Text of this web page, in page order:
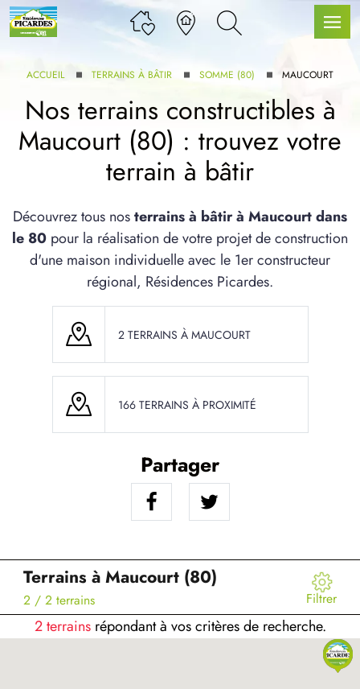
GAMME
SERVICE BDL EXTENSION
ACCUEIL TERRAINS À BÂTIR SOMME (80) MAUCOURT
Nos terrains constructibles à
Maucourt (80) : trouvez votre
terrain à bâtir
Découvrez tous nosterrains à bâtir à Maucourt dans
le 80 pour la réalisation de votre projet de construction
d'une maison individuelle avec le 1er constructeur
régional, Résidences Picardes.
2 TERRAINS À MAUCOURT
166 TERRAINS À PROXIMITÉ
Partager
Terrains à Maucourt (80)
2 / 2 terrains Filtrer
2 terrains répondant à vos critères de recherche.